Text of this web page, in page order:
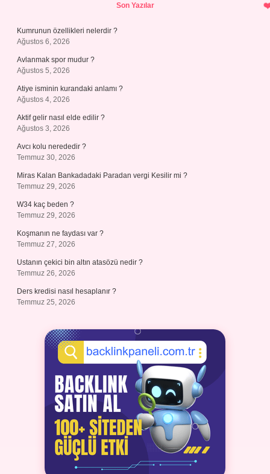
Son Yazılar
Kumrunun özellikleri nelerdir ?
Ağustos 6, 2026
Avlanmak spor mudur ?
Ağustos 5, 2026
Atiye isminin kurandaki anlamı ?
Ağustos 4, 2026
Aktif gelir nasıl elde edilir ?
Ağustos 3, 2026
Avcı kolu nerededir ?
Temmuz 30, 2026
Miras Kalan Bankadadaki Paradan vergi Kesilir mi ?
Temmuz 29, 2026
W34 kaç beden ?
Temmuz 29, 2026
Koşmanın ne faydası var ?
Temmuz 27, 2026
Ustanın çekici bin altın atasözü nedir ?
Temmuz 26, 2026
Ders kredisi nasıl hesaplanır ?
Temmuz 25, 2026